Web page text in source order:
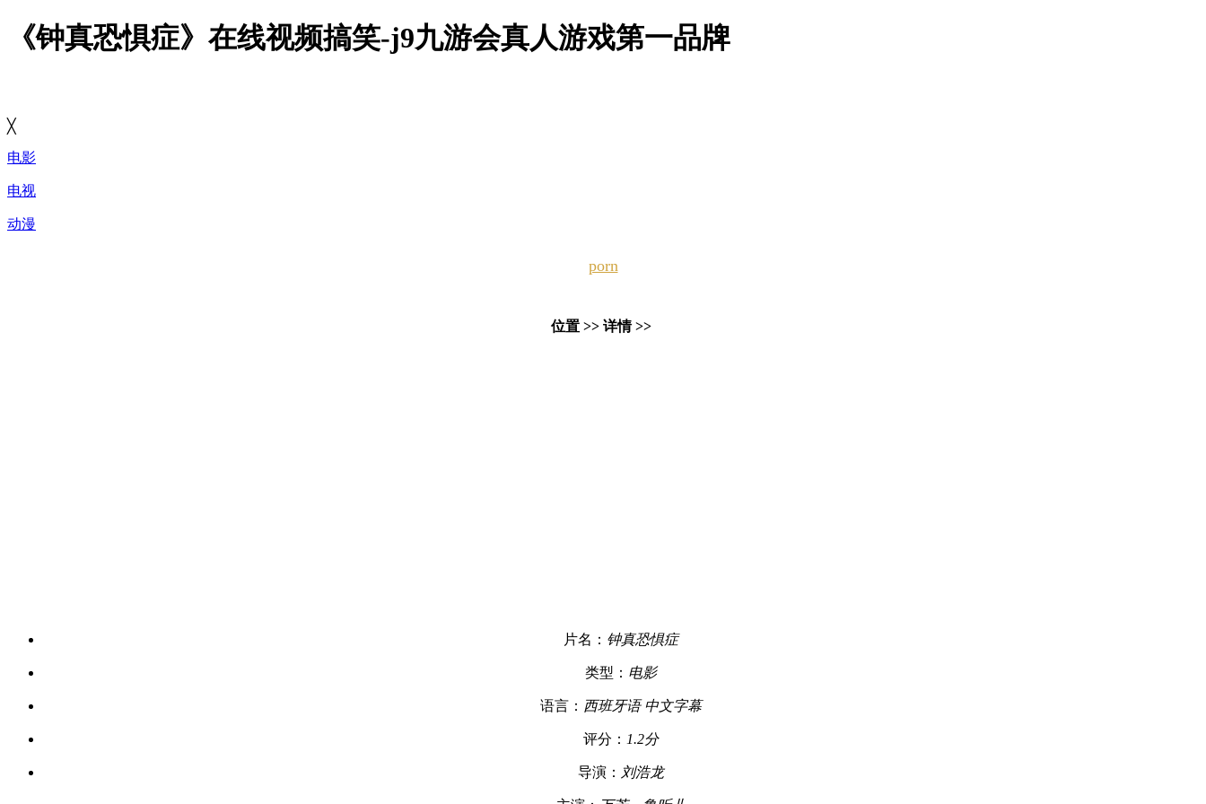
《钟真恐惧症》在线视频搞笑-j9九游会真人游戏第一品牌
╳
电影
电视
动漫
porn
位置 >> 详情 >>
片名： 钟真恐惧症
类型： 电影
语言： 西班牙语 中文字幕
评分： 1.2分
导演： 刘浩龙